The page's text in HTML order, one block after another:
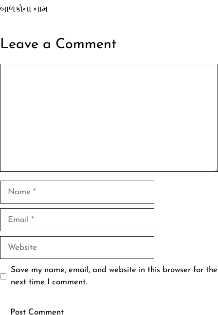
બાળકોના નામ
Leave a Comment
Name
Email
Website
Save my name, email, and website in this browser for the
next time I comment.